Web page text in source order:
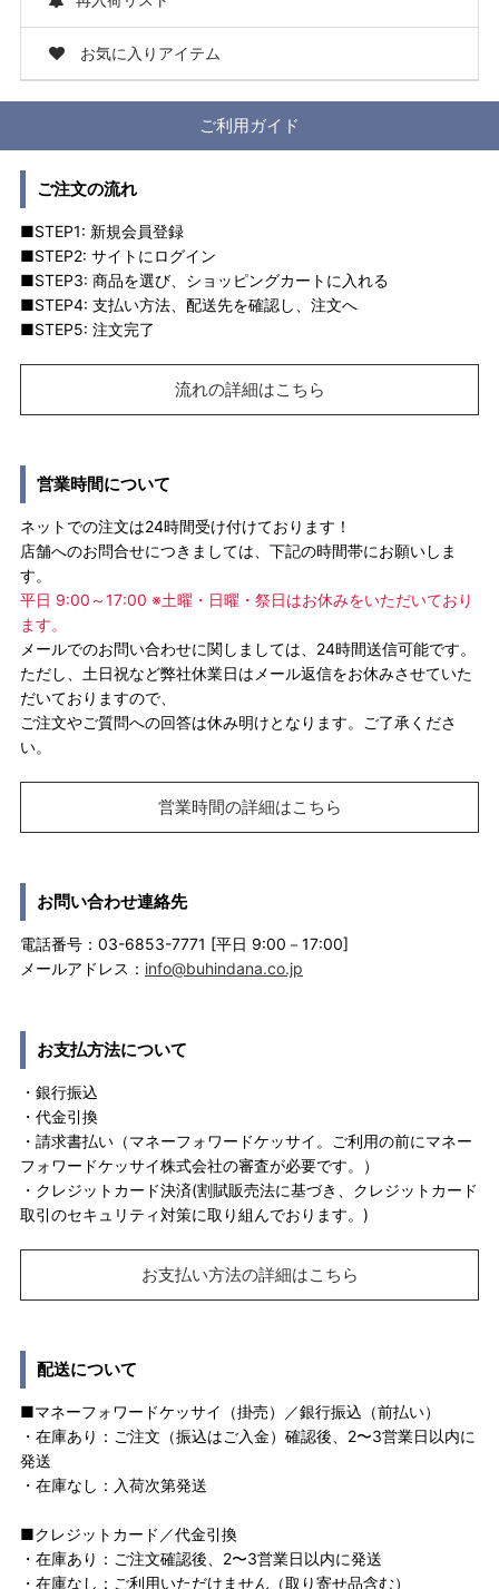
お気に入りアイテム
ご利用ガイド
ご注文の流れ
■STEP1: 新規会員登録
■STEP2: サイトにログイン
■STEP3: 商品を選び、ショッピングカートに入れる
■STEP4: 支払い方法、配送先を確認し、注文へ
■STEP5: 注文完了
流れの詳細はこちら
営業時間について
ネットでの注文は24時間受け付けております！
店舗へのお問合せにつきましては、下記の時間帯にお願いしま
す。
平日 9:00～17:00 ※土曜・日曜・祭日はお休みをいただいており
ます。
メールでのお問い合わせに関しましては、24時間送信可能です。
ただし、土日祝など弊社休業日はメール返信をお休みさせていた
だいておりますので、
ご注文やご質問への回答は休み明けとなります。ご了承くださ
い。
営業時間の詳細はこちら
お問い合わせ連絡先
電話番号：03-6853-7771 [平日 9:00－17:00]
メールアドレス： info@buhindana.co.jp
お支払方法について
・銀行振込
・代金引換
・請求書払い（マネーフォワードケッサイ。ご利用の前にマネー
フォワードケッサイ株式会社の審査が必要です。）
・クレジットカード決済(割賦販売法に基づき、クレジットカード
取引のセキュリティ対策に取り組んでおります。)
お支払い方法の詳細はこちら
配送について
■マネーフォワードケッサイ（掛売）／銀行振込（前払い）
・在庫あり：ご注文（振込はご入金）確認後、2〜3営業日以内に
発送
・在庫なし：入荷次第発送
■クレジットカード／代金引換
・在庫あり：ご注文確認後、2〜3営業日以内に発送
・在庫なし：ご利用いただけません（取り寄せ品含む）